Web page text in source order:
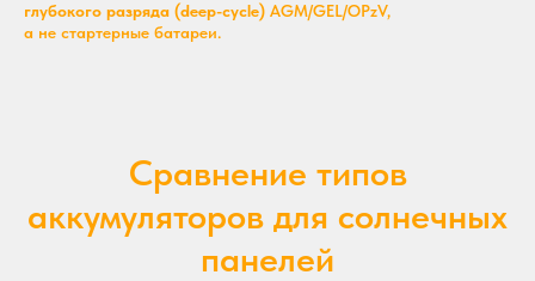
глубокого разряда (deep-cycle) AGM/GEL/OPzV,
а не стартерные батареи.
Сравнение типов
аккумуляторов для солнечных
панелей